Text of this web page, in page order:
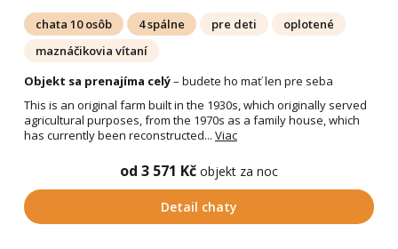
chata 10 osôb 4 spálne pre deti
oplotené
maznáčikovia vítaní
Objekt sa prenajíma celý– budete ho mať len pre seba
This is an original farm built in the 1930s, which originally served
agricultural purposes, from the 1970s as a family house, which
has currently been reconstructed... Viac
od 3 571 Kč objekt za noc
Detail chaty